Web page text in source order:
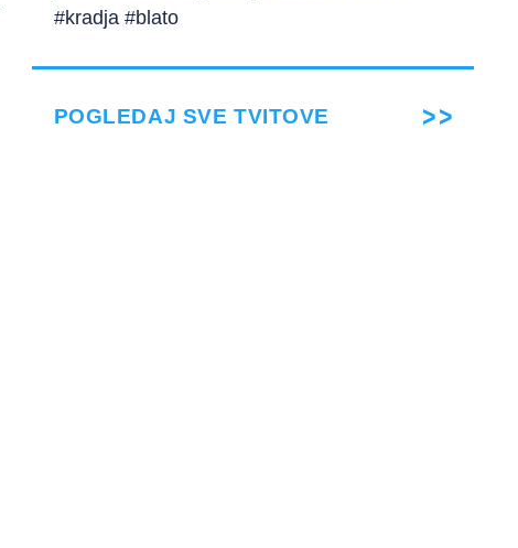
#kradja #blato
POGLEDAJ SVE TVITOVE